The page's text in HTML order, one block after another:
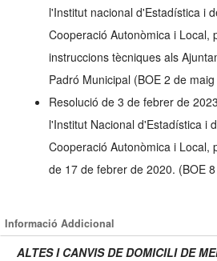
l'Institut nacional d'Estadística i
Cooperació Autonòmica i Local,
instruccions tècniques als
Padró Municipal (BOE 2 de
Resolució de 3 de febrer de
l'Institut Nacional d'Estadística i
Cooperació Autonòmica i Local,
de 17 de febrer de 2020. (BOE
Informació Addicional
ALTES I CANVIS DE DOMICILI DE